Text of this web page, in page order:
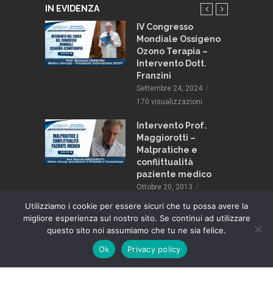
IN EVIDENZA
IV Congresso
Mondiale Ossigeno
Ozono Terapia –
Intervento Dott.
Franzini
Settembre 24, 2024
170 visualizzazioni
Intervento Prof.
Maggiorotti –
Malpratiche e
conflittualità
paziente medico
Ottobre 20, 2013
© 2024 OZONOTV.IT - TUTTI I DIRITTI SONO RISERVATI |
POLICY
Utilizziamo i cookie per essere sicuri che tu possa avere la
migliore esperienza sul nostro sito. Se continui ad utilizzare
questo sito noi assumiamo che tu ne sia felice.
Ok
Privacy policy